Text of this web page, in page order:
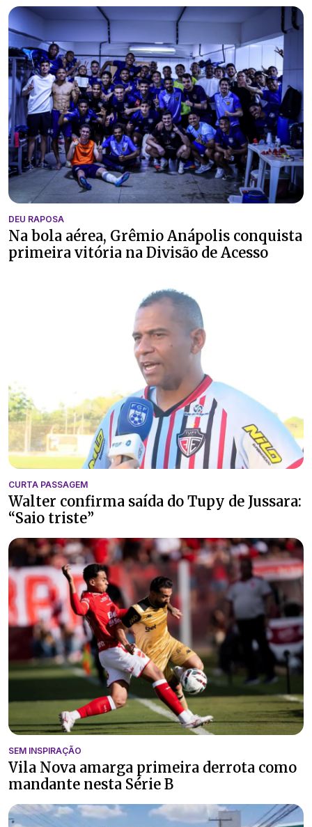
DEU RAPOSA
Na bola aérea, Grêmio Anápolis conquista
primeira vitória na Divisão de Acesso
CURTA PASSAGEM
Walter confirma saída do Tupy de Jussara:
“Saio triste”
SEM INSPIRAÇÃO
Vila Nova amarga primeira derrota como
mandante nesta Série B